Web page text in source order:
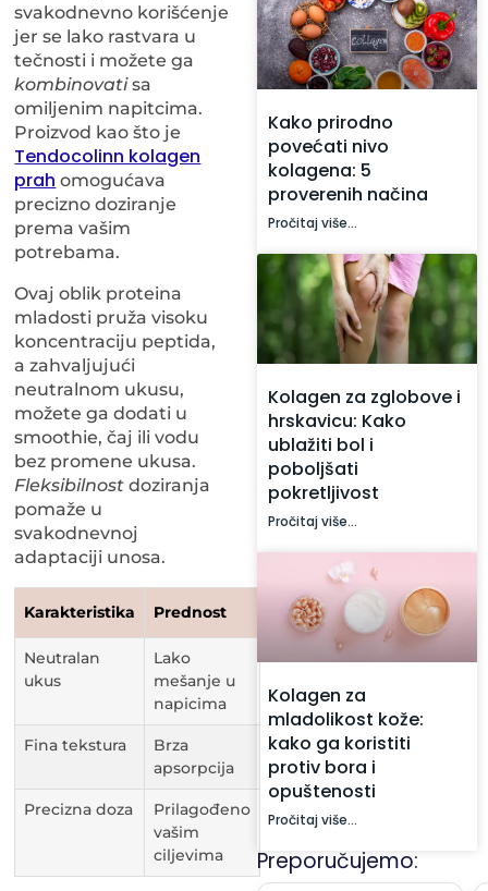
svakodnevno korišćenje
jer se lako rastvara u
tečnosti i možete ga
kombinovatisa
omiljenim napitcima.
Proizvod kao što je
Tendocolinn kolagen
prah omogućava
precizno doziranje
prema vašim
potrebama.
Ovaj oblik proteina
mladosti pruža visoku
koncentraciju peptida,
a zahvaljujući
neutralnom ukusu,
možete ga dodati u
smoothie, čaj ili vodu
bez promene ukusa.
Fleksibilnost doziranja
pomaže u
svakodnevnoj
adaptaciji unosa.
Karakteristika Prednost
Neutralan
ukus
Lako
mešanje u
napicima
Fina tekstura
Brza
apsorpcija
Precizna doza
Prilagođeno
vašim
ciljevima
Preporučujemo:
Kako prirodno
povećati nivo
kolagena: 5
proverenih načina
Pročitaj više...
Kolagen za zglobove i
hrskavicu: Kako
ublažiti bol i
poboljšati
pokretljivost
Pročitaj više...
Kolagen za
mladolikost kože:
kako ga koristiti
protiv bora i
opuštenosti
Pročitaj više...